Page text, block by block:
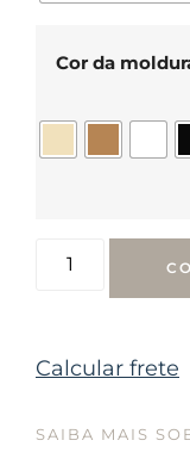
Cor da
Calcular frete
SAIBA MAIS